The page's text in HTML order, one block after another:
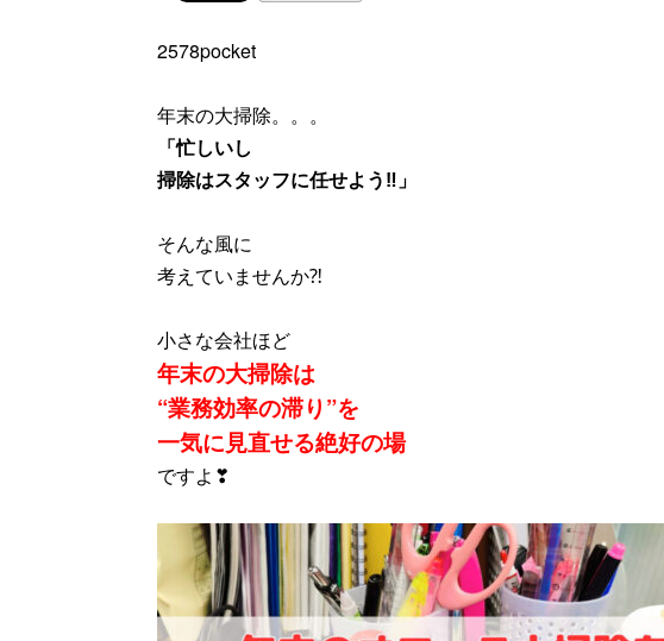
2578pocket
年末の大掃除。。。
「忙しいし
掃除はスタッフに任せよう‼」
そんな風に
考えていませんか⁈
小さな会社ほど
年末の大掃除は
“業務効率の滞り”を
一気に見直せる絶好の場
ですよ❣